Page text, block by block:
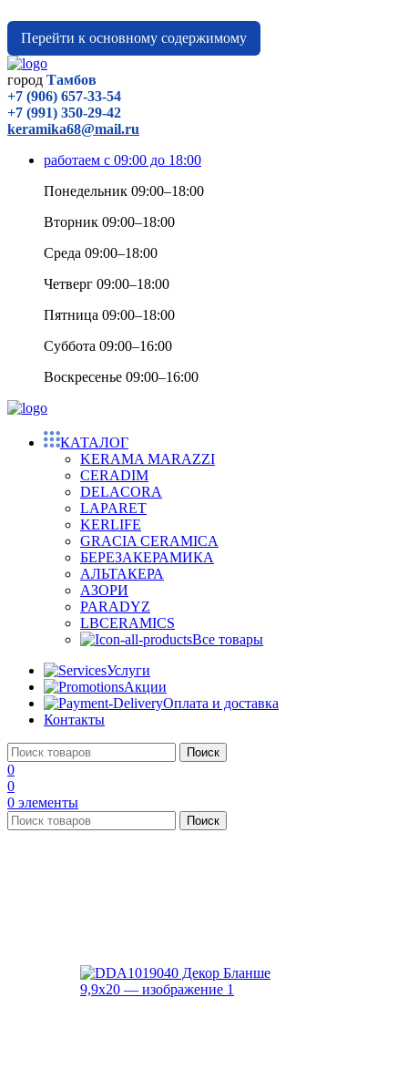
Перейти к основному содержимому
город Тамбов
+7 (906) 657-33-54
+7 (991) 350-29-42
keramika68@mail.ru
работаем с 09:00 до 18:00
Понедельник 09:00–18:00
Вторник 09:00–18:00
Среда 09:00–18:00
Четверг 09:00–18:00
Пятница 09:00–18:00
Суббота 09:00–16:00
Воскресенье 09:00–16:00
КАТАЛОГ
KERAMA MARAZZI
CERADIM
DELACORA
LAPARET
KERLIFE
GRACIA CERAMICA
БЕРЕЗАКЕРАМИКА
АЛЬТАКЕРА
АЗОРИ
PARADYZ
LBCERAMICS
Все товары
Услуги
Акции
Оплата и доставка
Контакты
Поиск
0
0
0 элементы
Поиск